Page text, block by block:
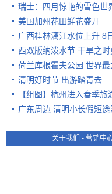
瑞士：四月惊艳的雪色世
美国加州花田鲜花盛开
广西桂林漓江水位上升 8
西双版纳泼水节 干旱之
荷兰库根霍夫公园 世界
清明好时节 出游踏青去
【组图】杭州进入春季旅
广东周边 清明小长假短
关于我们 - 营销中